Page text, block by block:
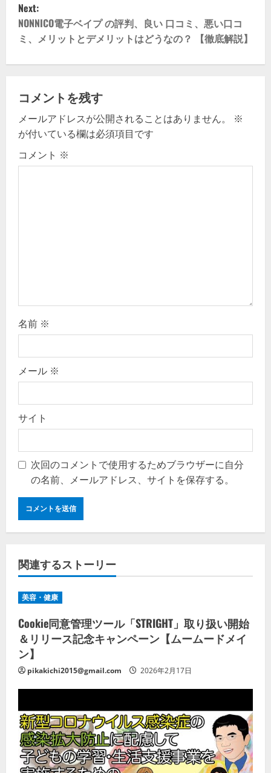
t
n
a
i
g
a
Next:
NONNICO電子ベイプ の評判、良い 口コミ、悪い口コ
ミ、メリットとデメリットはどうなの？ 【徹底解説】
コメントを残す
メールアドレスが公開されることはありません。
※
が付いている欄は必須項目です
コメント ※
名前 ※
メール ※
サイト
次回のコメントで使用するためブラウザーに自分
の名前、メールアドレス、サイトを保存する。
関連するストーリー
美容・健康
Cookie同意管理ツール「STRIGHT」取り扱い開始
＆リリース記念キャンペーン【ムームードメイ
ン】
pikakichi2015@gmail.com 2026年2月17日